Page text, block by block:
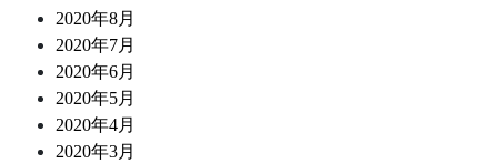
2020年8月
2020年7月
2020年6月
2020年5月
2020年4月
2020年3月